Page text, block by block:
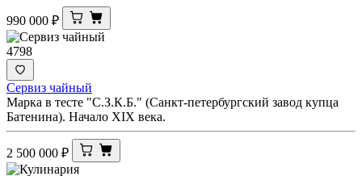
990 000 ₽
4798
Сервиз чайный
Марка в тесте "С.З.К.Б." (Санкт-петербургский завод купца
Батенина). Начало XIX века.
2 500 000 ₽